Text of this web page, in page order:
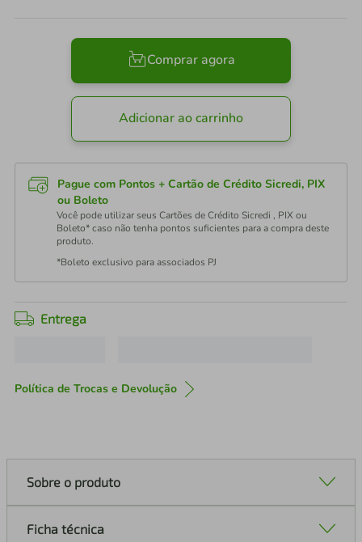
Comprar agora
Adicionar ao carrinho
Pague com Pontos + Cartão de Crédito Sicredi, PIX
ou Boleto
Você pode utilizar seus Cartões de Crédito Sicredi , PIX ou
Boleto* caso não tenha pontos suficientes para a compra deste
produto.
*Boleto exclusivo para associados PJ
Entrega
Política de Trocas e Devolução
Sobre o produto
Ficha técnica